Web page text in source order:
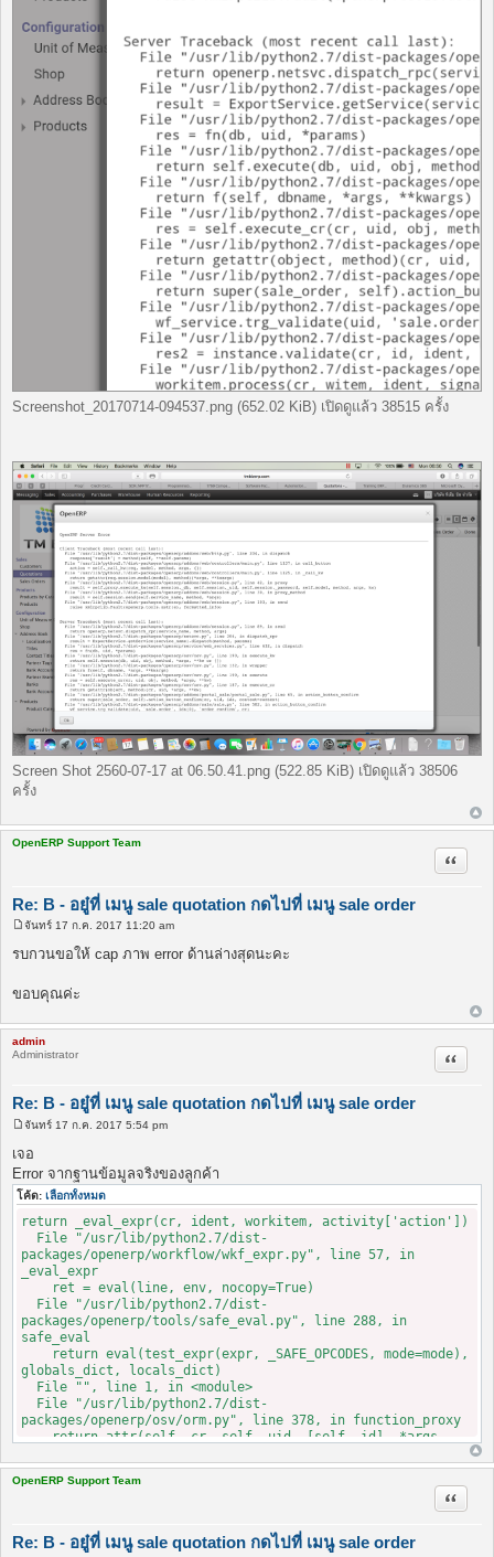
Screenshot_20170714-094537.png (652.02 KiB) เปิดดูแล้ว 38515 ครั้ง
Screen Shot 2560-07-17 at 06.50.41.png (522.85 KiB) เปิดดูแล้ว 38506
ครั้ง
OpenERP Support Team
Re: B - อยู๋ที่ เมนู sale quotation กดไปที่ เมนู sale order
อ้างคำ
พ
ส
จันทร์ 17 ก.ค. 2017 11:20 am
รบกวนขอให้ cap ภาพ error ด้านล่างสุดนะคะ
ขอบคุณค่ะ
admin
Administrator
Re: B - อยู๋ที่ เมนู sale quotation กดไปที่ เมนู sale order
อ้างคำ
พ
ส
ต์
จันทร์ 17 ก.ค. 2017 5:54 pm
เจอ
Error จากฐานข้อมูลจริงของลูกค้า
โค้ด: เลือกทั้งหมด
return _eval_expr(cr, ident, workitem, activity['action'])
File "/usr/lib/python2.7/dist-
packages/openerp/workflow/wkf_expr.py", line 57, in
_eval_expr
ret = eval(line, env, nocopy=True)
File "/usr/lib/python2.7/dist-
packages/openerp/tools/safe_eval.py", line 288, in
safe_eval
return eval(test_expr(expr, _SAFE_OPCODES, mode=mode),
globals_dict, locals_dict)
File "", line 1, in <module>
File "/usr/lib/python2.7/dist-
packages/openerp/osv/orm.py", line 378, in function_proxy
return attr(self._cr, self._uid, [self._id], *args,
File "/usr/lib/python2.7/dist-
packages/openerp/addons/sale_stock/sale_stock.py", line
ids, context=context)
File "/usr/lib/python2.7/dist-
OpenERP Support Team
Re: B - อยู๋ที่ เมนู sale quotation กดไปที่ เมนู sale order
อ้างคำ